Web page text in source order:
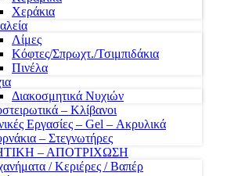
Χεράκια
Λίμες
Κόφτες/Σπρωχτ./Τσιμπιδάκια
Πινέλα
Διακοσμητικά Νυχιών
– Κλίβανοι
Εργασίες – Gel – Ακρυλικά
– Στεγνωτήρες
– ΑΠΟΤΡΙΧΩΣΗ
/ Κεριέρες / Βαπέρ